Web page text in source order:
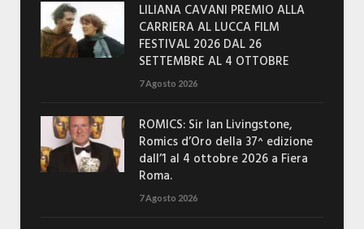
LILIANA CAVANI PREMIO ALLA
CARRIERA AL LUCCA FILM
FESTIVAL 2026 DAL 26
SETTEMBRE AL 4 OTTOBRE
7 Agosto 2026
ROMICS: Sir Ian Livingstone,
Romics d’Oro della 37^ edizione
dall’1 al 4 ottobre 2026 a Fiera
Roma.
7 Agosto 2026